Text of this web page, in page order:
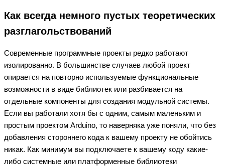
Как всегда немного пустых теоретических
разглагольствований
Современные программные проекты редко работают
изолированно. В большинстве случаев любой проект
опирается на повторно используемые функциональные
возможности в виде библиотек или разбивается на
отдельные компоненты для создания модульной системы.
Если вы работали хотя бы с одним, самым маленьким и
простым проектом Arduino, то наверняка уже поняли, что без
добавления стороннего кода к вашему проекту не обойтись
никак. Как минимум вы подключаете к вашему коду какие-
либо системные или платформенные библиотеки